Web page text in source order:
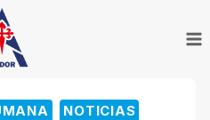
NOTICIAS